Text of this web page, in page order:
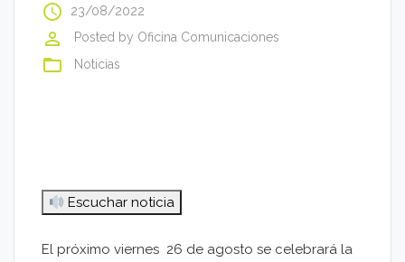
access_time 23/08/2022
perm_identity Posted by Oficina Comunicaciones
folder_open Noticias
Escuchar noticia
El próximo viernes 26 de agosto se celebrará la